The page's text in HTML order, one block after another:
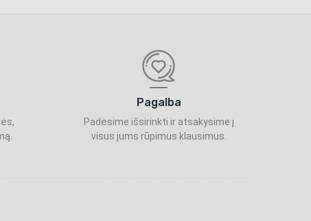
Pagalba
Padėsime išsirinkti ir atsakysime į
visus jums rūpimus klausimus.